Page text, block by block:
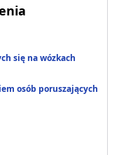
się na wózkach
osób poruszających